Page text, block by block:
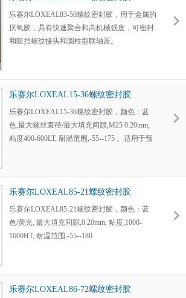
乐赛尔LOXEAL83-50螺纹密封胶，用于金属的
厌氧胶，具有快速聚合和高机械强度，可密封
和阻挡螺纹接头和圆柱型联轴器。
乐赛尔LOXEAL15-36螺纹密封胶
乐赛尔LOXEAL15-36螺纹密封胶，颜色：蓝
色,最大螺丝直径/最大填充间隙,M25 0.20mm,
粘度400-600LT, 耐温范围,-55--175 。适用于预
乐赛尔LOXEAL85-21螺纹密封胶
乐赛尔LOXEAL85-21螺纹密封胶，颜色：蓝
色/荧光, 最大填充间隙,0.20mm, 粘度,1000-
1600HT, 耐温范围,-55--180
乐赛尔LOXEAL86-72螺纹密封胶